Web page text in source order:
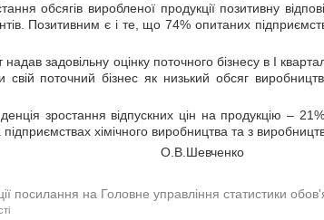
обсягів виробленої продукції позитивну
Позитивним є і те, що 74% опитаних
задовільну оцінку поточного бізнесу в I
свій поточний бізнес як низький обсяг
зростання відпускних цін на продукцію –
хімічного виробництва та з
О.В.Шевченко
посилання на Головне управління статистики